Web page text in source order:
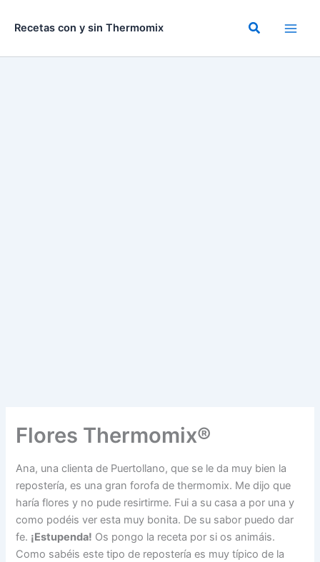
Recetas con y sin Thermomix Buscar
Flores Thermomix®
Ana, una clienta de Puertollano, que se le da muy bien la
repostería, es una gran forofa de thermomix. Me dijo que
haría flores y no pude resirtirme. Fui a su casa a por una y
como podéis ver esta muy bonita. De su sabor puedo dar
fe. ¡Estupenda! Os pongo la receta por si os animáis.
Como sabéis este tipo de repostería es muy típico de la